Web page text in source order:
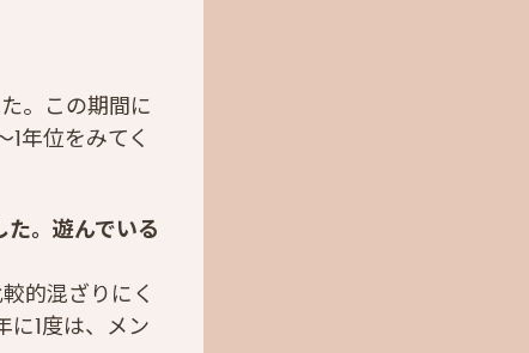
。この期間に
年位をみてく
。遊んでいる
的混ざりにく
に1度は、メン